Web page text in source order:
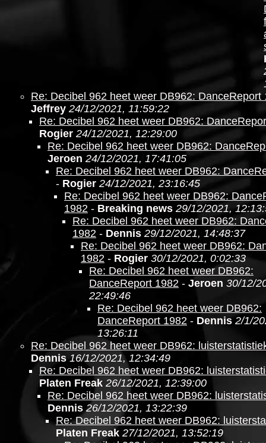
Re: Decibel 962 heet weer DB962: DanceReport
Jeffrey 24/12/2021, 11:59:22
Re: Decibel 962 heet weer DB962:
Rogier 24/12/2021, 12:29:00
Re: Decibel 962 heet weer DB962:
Jeroen 24/12/2021, 17:41:05
Re: Decibel 962 heet weer DB962:
- Rogier 24/12/2021, 23:16:45
Re: Decibel 962 heet weer DB962:
1982 - Breaking news 29/12/2021,
Re: Decibel 962 heet weer DB962:
1982 - Dennis 29/12/2021, 14:48:37
Re: Decibel 962 heet weer DB962:
1982 - Rogier 30/12/2021, 0:02:33
Re: Decibel 962 heet weer DB962:
DanceReport 1982 - Jeroen 30/12/
22:49:46
Re: Decibel 962 heet weer DB962:
DanceReport 1982 - Dennis 2/1/
13:26:11
Re: Decibel 962 heet weer DB962:
Dennis 16/12/2021, 12:34:49
Re: Decibel 962 heet weer DB962:
Platen Freak 26/12/2021, 12:39:00
Re: Decibel 962 heet weer DB962:
Dennis 26/12/2021, 13:22:39
Re: Decibel 962 heet weer DB962:
Platen Freak 27/12/2021, 13:52:19